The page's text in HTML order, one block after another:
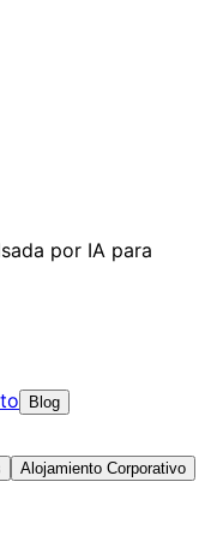
por IA para
Blog
Alojamiento Corporativo